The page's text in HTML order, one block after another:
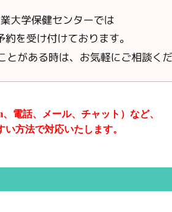
電話、
メール、チャット）など、
い方法で対応いたします。